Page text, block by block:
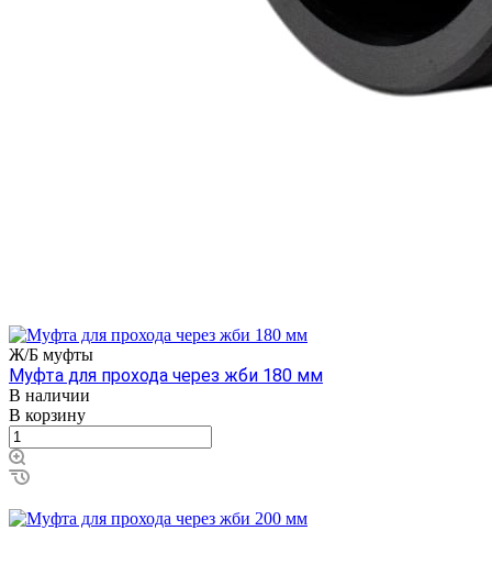
Ж/Б муфты
Муфта для прохода через жби 180 мм
В наличии
В корзину